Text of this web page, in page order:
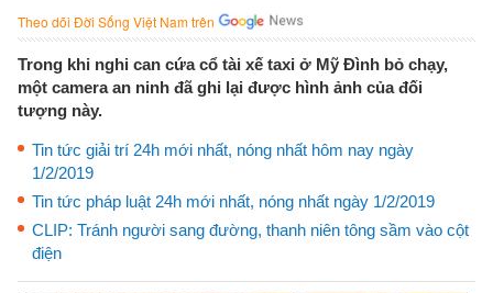
Theo dõi Đời Sống Việt Nam trên
Trong khi nghi can cứa cổ tài xế taxi ở Mỹ Đình bỏ chạy,
một camera an ninh đã ghi lại được hình ảnh của đối
tượng này.
Tin tức giải trí 24h mới nhất, nóng nhất hôm nay ngày
1/2/2019
Tin tức pháp luật 24h mới nhất, nóng nhất ngày 1/2/2019
CLIP: Tránh người sang đường, thanh niên tông sầm vào cột
điện